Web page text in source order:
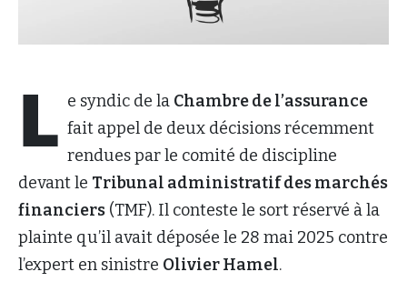
L e syndic de la Chambre de l’assurance
fait appel de deux décisions récemment
rendues par le comité de discipline
devant le Tribunal administratif des marchés
financiers (TMF). Il conteste le sort réservé à la
plainte qu’il avait déposée le 28 mai 2025 contre
l’expert en sinistre Olivier Hamel.